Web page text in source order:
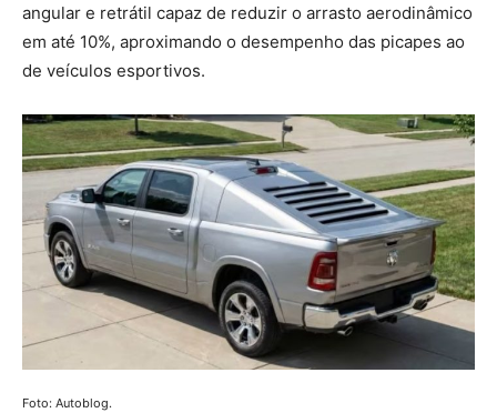
angular e retrátil capaz de reduzir o arrasto aerodinâmico
em até 10%, aproximando o desempenho das picapes ao
de veículos esportivos.
Foto: Autoblog.